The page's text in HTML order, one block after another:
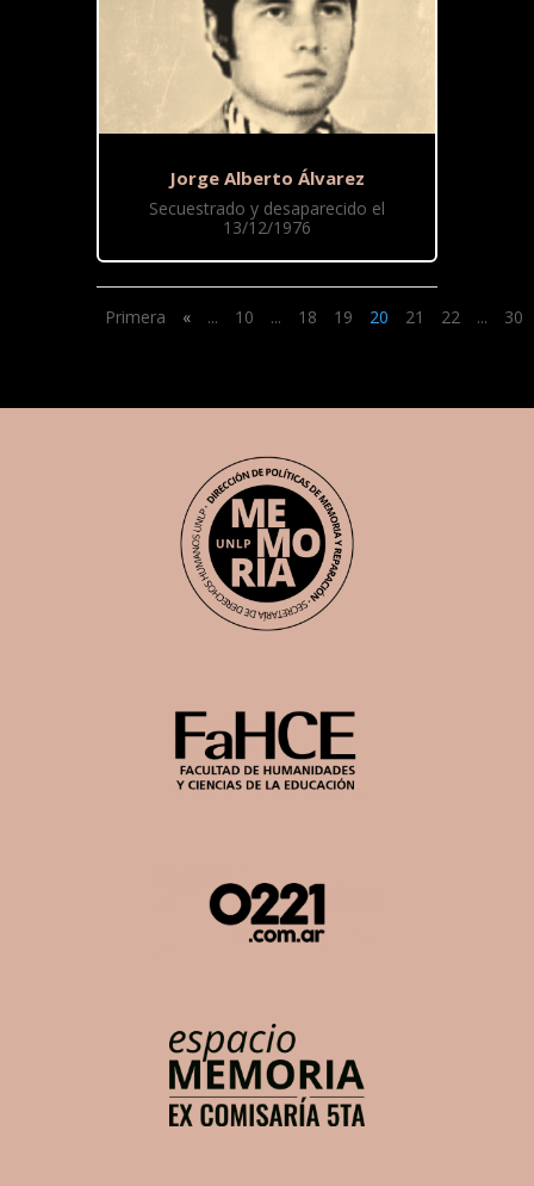
Jorge Alberto Álvarez
Secuestrado y desaparecido el
13/12/1976
Primera « ... 10 ... 18 19 20 21 22 ... 30